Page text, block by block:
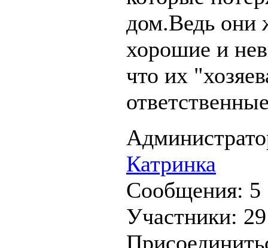
дом.Ведь они
хорошие и
что их
Катринка
Сообщения: 5
Участники: 29